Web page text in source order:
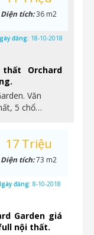
Orchard
Văn
5 chổ…
Diện tích:36 m2
đăng: 18-10-2018
Garden giá
nội thất.
17 Triệu
Diện tích:73 m2
đăng: 8-10-2018